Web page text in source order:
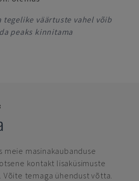
tegelike väärtuste vahel võib
peaks kinnitama
meie masinakaubanduse
kontakt lisaküsimuste
Võite temaga ühendust võtta.